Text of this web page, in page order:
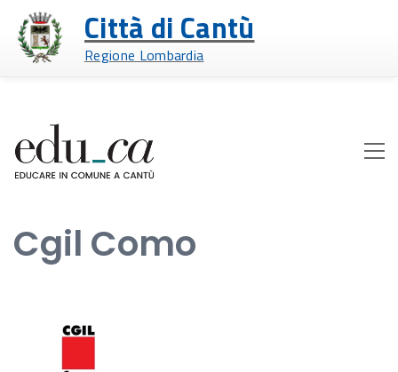
Città di Cantù
Regione Lombardia
Cgil Como